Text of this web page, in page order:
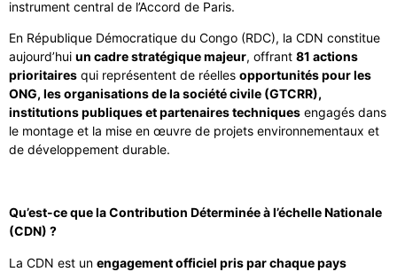
instrument central de l’Accord de Paris.
En République Démocratique du Congo (RDC), la CDN constitue
aujourd’hui un cadre stratégique majeur, offrant 81 actions
prioritaires qui représentent de réelles opportunités pour les
ONG, les organisations de la société civile (GTCRR),
institutions publiques et partenaires techniques engagés dans
le montage et la mise en œuvre de projets environnementaux et
de développement durable.
Qu’est-ce que la Contribution Déterminée à l’échelle Nationale
(CDN) ?
La CDN est un engagement officiel pris par chaque pays